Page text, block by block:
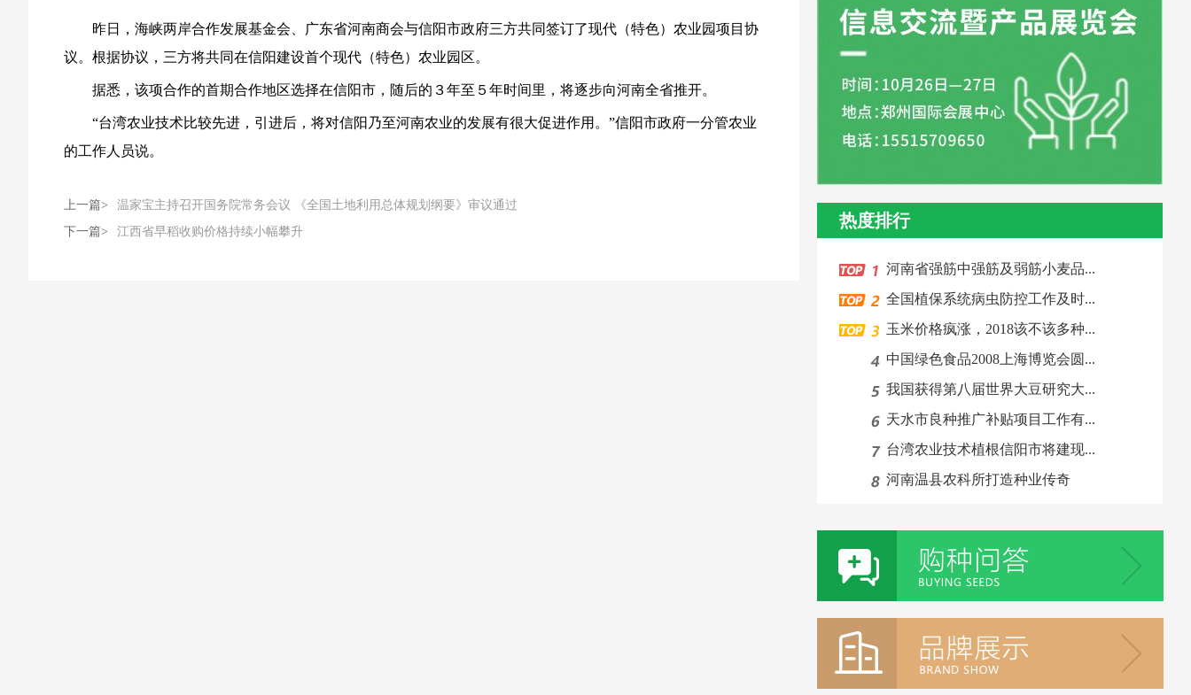
昨日，海峡两岸合作发展基金会、广东省河南商会与信阳市政府三方共同签订了现代（特色）农业园项目协
议。根据协议，三方将共同在信阳建设首个现代（特色）农业园区。
据悉，该项合作的首期合作地区选择在信阳市，随后的３年至５年时间里，将逐步向河南全省推开。
“台湾农业技术比较先进，引进后，将对信阳乃至河南农业的发展有很大促进作用。”信阳市政府一分管农业
的工作人员说。
上一篇>
温家宝主持召开国务院常务会议 《全国土地利用总体规划纲要》审议通过
下一篇>
江西省早稻收购价格持续小幅攀升
热度排行
河南省强筋中强筋及弱筋小麦品...
全国植保系统病虫防控工作及时...
玉米价格疯涨，2018该不该多种...
中国绿色食品2008上海博览会圆...
我国获得第八届世界大豆研究大...
天水市良种推广补贴项目工作有...
台湾农业技术植根信阳市将建现...
河南温县农科所打造种业传奇